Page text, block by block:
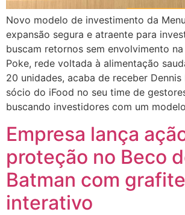
Novo modelo de investimento da
expansão segura e atraente para
buscam retornos sem envolvimento
Poke, rede voltada à alimentação
20 unidades, acaba de receber
sócio do iFood no seu time de
buscando investidores com um
Empresa lança
proteção no Beco
Batman com grafite
interativo